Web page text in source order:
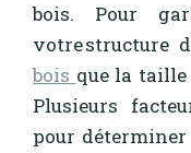
bois. Pour
votre structure
bois que la
Plusieurs
pour